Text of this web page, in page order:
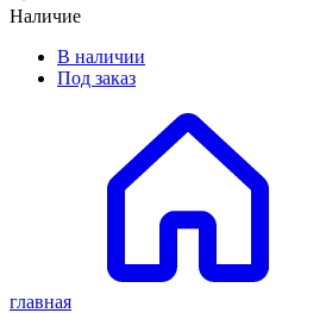
Наличие
В наличии
Под заказ
главная